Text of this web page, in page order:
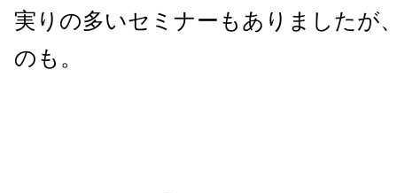
実りの多いセミナーもありましたが
のも。